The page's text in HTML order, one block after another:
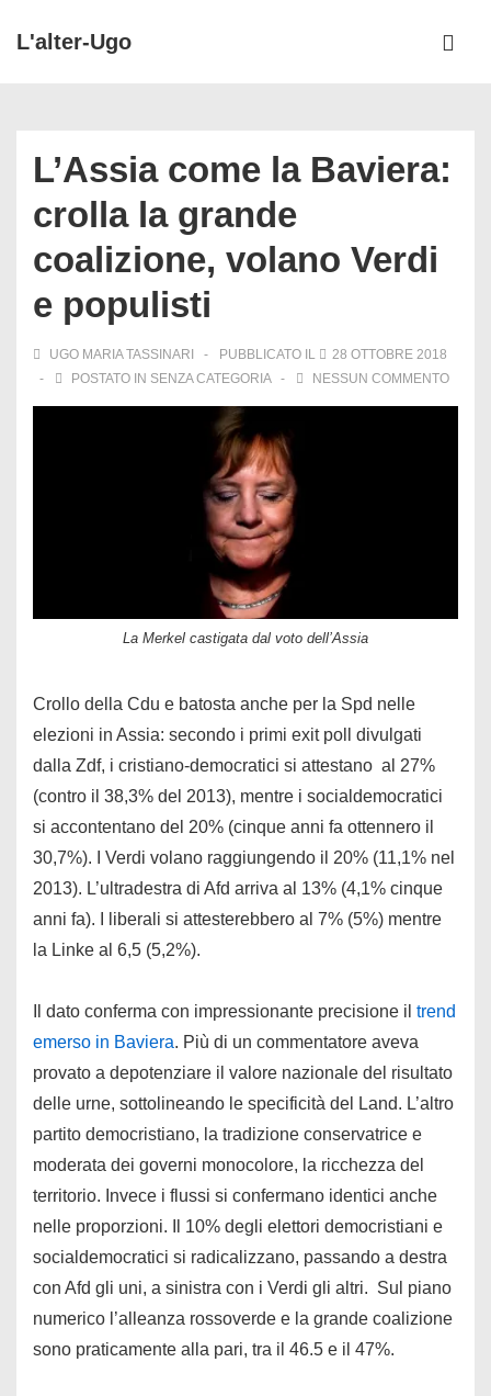
VaiL'alter-Ugo
L’Assia come la Baviera:
crolla la grande
coalizione, volano Verdi
e populisti
UGO MARIA TASSINARI PUBBLICATO IL
28 OTTOBRE 2018
POSTATO IN SENZA CATEGORIA NESSUN COMMENTO
La Merkel castigata dal voto dell’Assia
Crollo della Cdu e batosta anche per la Spd nelle
elezioni in Assia: secondo i primi exit poll divulgati
dalla Zdf, i cristiano-democratici si attestano al 27%
(contro il 38,3% del 2013), mentre i socialdemocratici
si accontentano del 20% (cinque anni fa ottennero il
30,7%). I Verdi volano raggiungendo il 20% (11,1% nel
2013). L’ultradestra di Afd arriva al 13% (4,1% cinque
anni fa). I liberali si attesterebbero al 7% (5%) mentre
la Linke al 6,5 (5,2%).
Il dato conferma con impressionante precisione il trend
emerso in Baviera. Più di un commentatore aveva
provato a depotenziare il valore nazionale del risultato
delle urne, sottolineando le specificità del Land. L’altro
partito democristiano, la tradizione conservatrice e
moderata dei governi monocolore, la ricchezza del
territorio. Invece i flussi si confermano identici anche
nelle proporzioni. Il 10% degli elettori democristiani e
socialdemocratici si radicalizzano, passando a destra
con Afd gli uni, a sinistra con i Verdi gli altri. Sul piano
numerico l’alleanza rossoverde e la grande coalizione
sono praticamente alla pari, tra il 46.5 e il 47%.